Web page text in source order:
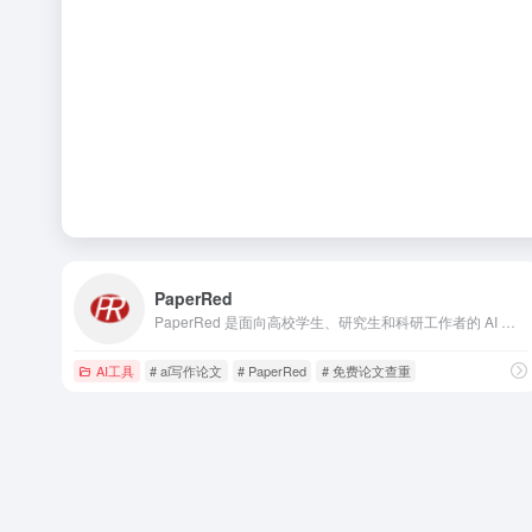
PaperRed
AI工具 # ai写作论文 # PaperRed # 免费论文查重